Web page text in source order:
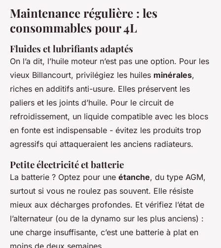
Maintenance régulière : les
consommables pour 4L
Fluides et lubrifiants adaptés
On l’a dit, l’huile moteur n’est pas une option. Pour les
vieux Billancourt, privilégiez les huiles minérales,
riches en additifs anti-usure. Elles préservent les
paliers et les joints d’huile. Pour le circuit de
refroidissement, un liquide compatible avec les blocs
en fonte est indispensable - évitez les produits trop
agressifs qui attaqueraient les anciens radiateurs.
Petite électricité et batterie
La batterie ? Optez pour une étanche, du type AGM,
surtout si vous ne roulez pas souvent. Elle résiste
mieux aux décharges profondes. Et vérifiez l’état de
l’alternateur (ou de la dynamo sur les plus anciens) :
une charge insuffisante, c’est une batterie à plat en
moins de deux semaines.